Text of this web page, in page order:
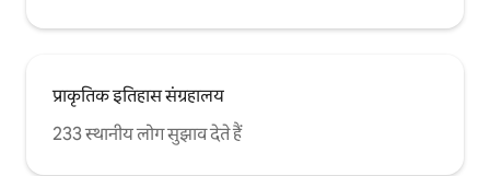
प्राकृतिक इतिहास संग्रहालय
233 स्थानीय लोग सुझाव देते हैं